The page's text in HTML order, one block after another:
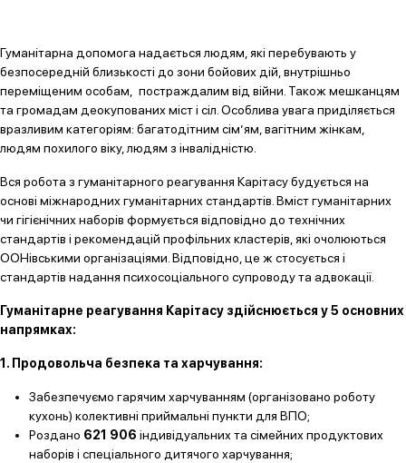
Гуманітарна допомога надається людям, які перебувають у
безпосередній близькості до зони бойових дій, внутрішньо
переміщеним особам, постраждалим від війни. Також мешканцям
та громадам деокупованих міст і сіл. Особлива увага приділяється
вразливим категоріям: багатодітним сім’ям, вагітним жінкам,
людям похилого віку, людям з інвалідністю.
Вся робота з гуманітарного реагування Карітасу будується на
основі міжнародних гуманітарних стандартів. Вміст гуманітарних
чи гігієнічних наборів формується відповідно до технічних
стандартів і рекомендацій профільних кластерів, які очолюються
ООНівськими організаціями. Відповідно, це ж стосується і
стандартів надання психосоціального супроводу та адвокації.
Гуманітарне реагування Карітасу здійснюється у 5 основних
напрямках:
1. Продовольча безпека та харчування:
Забезпечуємо гарячим харчуванням (організовано роботу
кухонь) колективні приймальні пункти для ВПО;
Роздано 621 906 індивідуальних та сімейних продуктових
наборів і спеціального дитячого харчування;